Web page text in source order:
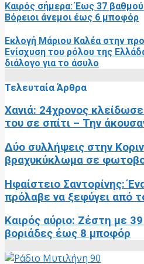
Καιρός σήμερα: Έως 37
Βόρειοι άνεμοι έως 6 μποφόρ
Εκλογή Μάριου Καλέα στην
Ενίσχυση του ρόλου της
διάλογο για το άσυλο
Τελευταία Άρθρα
Χανιά: 24χρονος
του σε σπίτι – Την
Δύο συλλήψεις στην
βραχυκύκλωμα σε
Ηφαίστειο Σαντορίνης:
πρόλαβε να ξεφύγει από
Καιρός αύριο: Ζέστη με
βοριάδες έως 8 μποφόρ